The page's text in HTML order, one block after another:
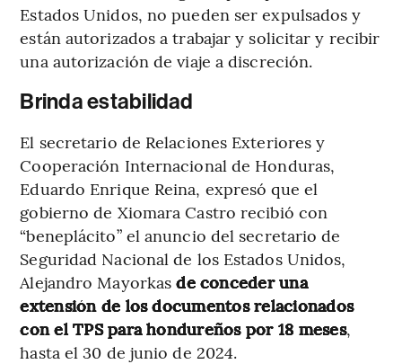
Estados Unidos, no pueden ser expulsados y
están autorizados a trabajar y solicitar y recibir
una autorización de viaje a discreción.
Brinda estabilidad
El secretario de Relaciones Exteriores y
Cooperación Internacional de Honduras,
Eduardo Enrique Reina, expresó que el
gobierno de Xiomara Castro recibió con
“beneplácito” el anuncio del secretario de
Seguridad Nacional de los Estados Unidos,
Alejandro Mayorkasde conceder una
extensión de los documentos relacionados
con el TPS para hondureños por 18 meses,
hasta el 30 de junio de 2024.